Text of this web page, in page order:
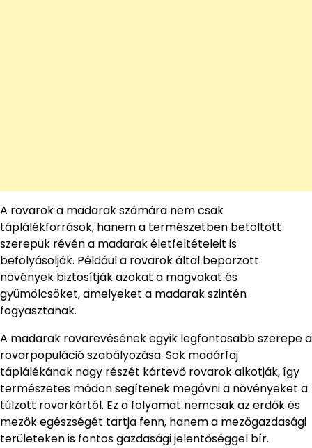
A rovarok a madarak számára nem csak
táplálékforrások, hanem a természetben betöltött
szerepük révén a madarak életfeltételeit is
befolyásolják. Például a rovarok által beporzott
növények biztosítják azokat a magvakat és
gyümölcsöket, amelyeket a madarak szintén
fogyasztanak.
A madarak rovarevésének egyik legfontosabb szerepe a
rovarpopuláció szabályozása. Sok madárfaj
táplálékának nagy részét kártevő rovarok alkotják, így
természetes módon segítenek megóvni a növényeket a
túlzott rovarkártól. Ez a folyamat nemcsak az erdők és
mezők egészségét tartja fenn, hanem a mezőgazdasági
területeken is fontos gazdasági jelentőséggel bír.